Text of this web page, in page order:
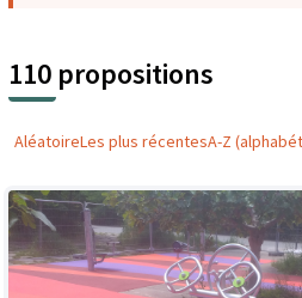
110 propositions
AléatoireLes plus récentesA-Z